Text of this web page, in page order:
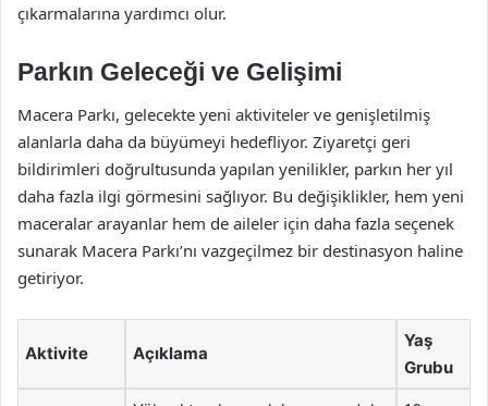
çıkarmalarına yardımcı olur.
Parkın Geleceği ve Gelişimi
Macera Parkı, gelecekte yeni aktiviteler ve genişletilmiş
alanlarla daha da büyümeyi hedefliyor. Ziyaretçi geri
bildirimleri doğrultusunda yapılan yenilikler, parkın her yıl
daha fazla ilgi görmesini sağlıyor. Bu değişiklikler, hem yeni
maceralar arayanlar hem de aileler için daha fazla seçenek
sunarak Macera Parkı’nı vazgeçilmez bir destinasyon haline
getiriyor.
Aktivite Açıklama
Yaş
Grubu